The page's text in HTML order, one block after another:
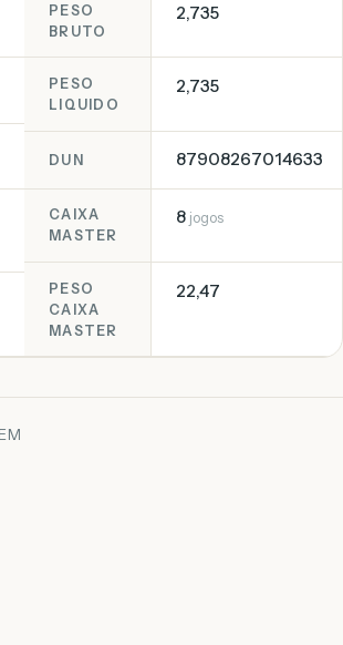
PESO
BRUTO
2,735
PESO
LIQUIDO
2,735
DUN 87908267014633
CAIXA
MASTER
8 jogos
PESO
CAIXA
MASTER
22,47